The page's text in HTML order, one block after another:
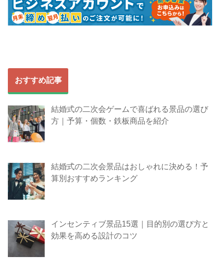
おすすめ記事
結婚式の二次会ゲームで喜ばれる景品の選び
方｜予算・個数・鉄板商品を紹介
結婚式の二次会景品はおしゃれに決める！予
算別おすすめランキング
インセンティブ景品15選｜目的別の選び方と
効果を高める設計のコツ